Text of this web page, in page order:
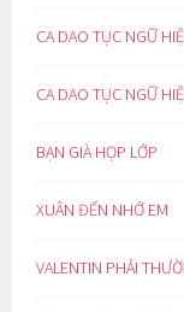
CA DAO TỤC NGỮ
CA DAO TỤC NGỮ
BẠN GIÀ HỌP LỚP
XUÂN ĐẾN NHỚ EM
VALENTIN PHẢI